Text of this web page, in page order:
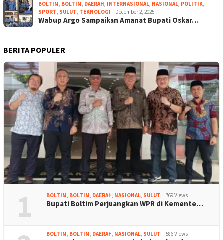
BOLTIM, BOLTIM, DAERAH, INTERNASIONAL, NASIONAL, POLITIK,
SPORT, SULUT, TEKNOLOGI December 2, 2025
Wabup Argo Sampaikan Amanat Bupati Oskar…
BERITA POPULER
1 BOLTIM, BOLTIM, DAERAH, NASIONAL, SULUT 769 Views
Bupati Boltim Perjuangkan WPR di Kemente…
BOLTIM, BOLTIM, DAERAH, NASIONAL, SULUT 586 Views